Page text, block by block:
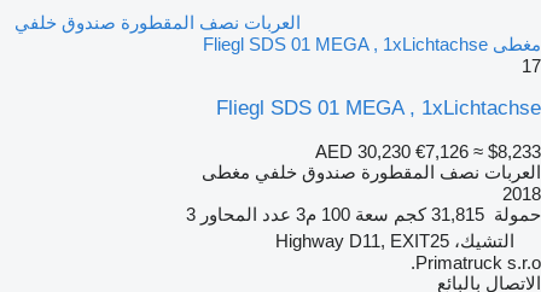
العربات نصف المقطورة صندوق خلفي
مغطى Fliegl SDS 01 MEGA , 1xLichtachse
17
Fliegl SDS 01 MEGA , 1xLichtachse
AED 30,230 €7,126 ≈ $8,233
العربات نصف المقطورة صندوق خلفي مغطى
2018
حمولة 31,815 كجم سعة 100 م3 عدد المحاور 3
التشيك، Highway D11, EXIT25
Primatruck s.r.o.
الاتصال بالبائع